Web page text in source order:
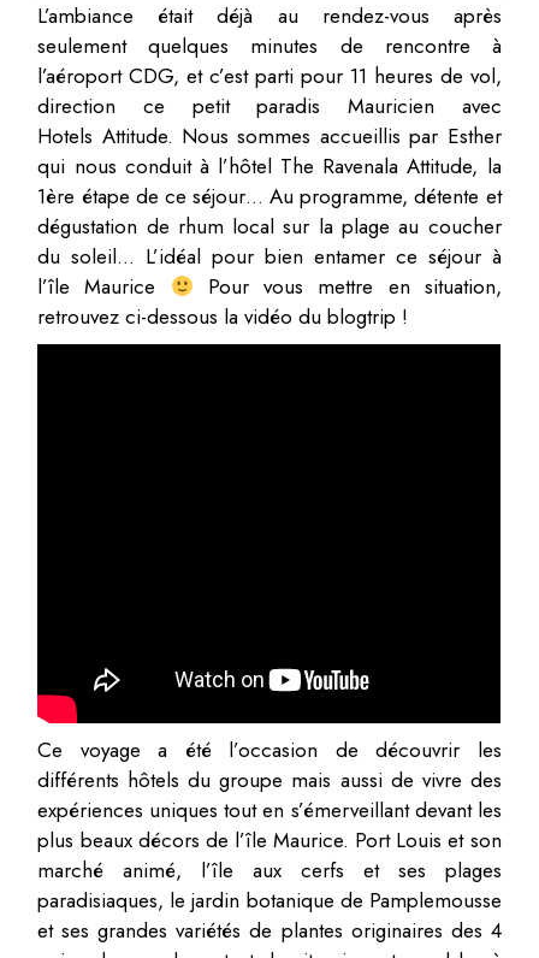
L’ambiance était déjà au rendez-vous après
seulement quelques minutes de rencontre à
l’aéroport CDG, et c’est parti pour 11 heures de vol,
direction ce petit paradis Mauricien avec
Hotels Attitude. Nous sommes accueillis par Esther
qui nous conduit à l’hôtel The Ravenala Attitude, la
1ère étape de ce séjour… Au programme, détente et
dégustation de rhum local sur la plage au coucher
du soleil… L’idéal pour bien entamer ce séjour à
l’île Maurice
Pour vous mettre en situation,
retrouvez ci-dessous la vidéo du blogtrip !
Ce voyage a été l’occasion de découvrir les
différents hôtels du groupe mais aussi de vivre des
expériences uniques tout en s’émerveillant devant les
plus beaux décors de l’île Maurice. Port Louis et son
marché animé, l’île aux cerfs et ses plages
paradisiaques, le jardin botanique de Pamplemousse
et ses grandes variétés de plantes originaires des 4